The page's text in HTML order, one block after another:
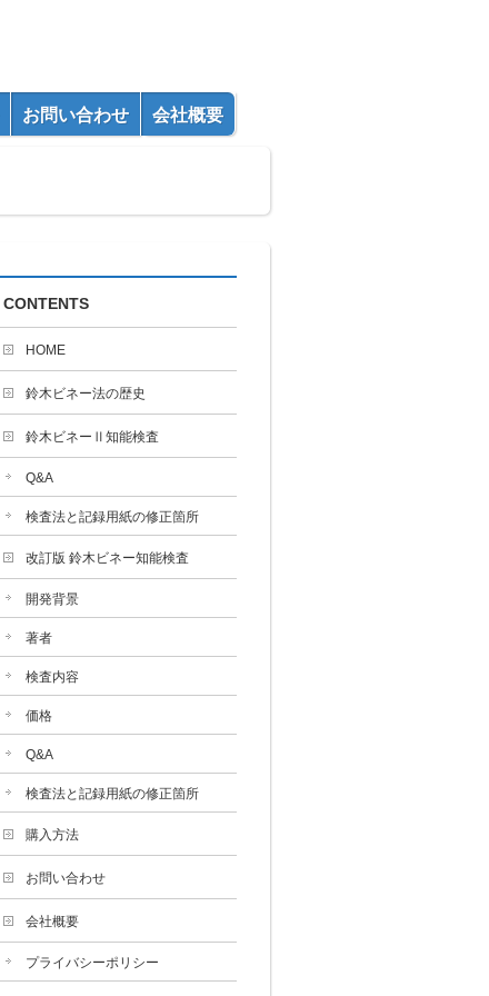
お問い合わせ 会社概要
CONTENTS
HOME
鈴木ビネー法の歴史
鈴木ビネーⅡ知能検査
Q&A
検査法と記録用紙の修正箇所
改訂版 鈴木ビネー知能検査
開発背景
著者
検査内容
価格
Q&A
検査法と記録用紙の修正箇所
購入方法
お問い合わせ
会社概要
プライバシーポリシー